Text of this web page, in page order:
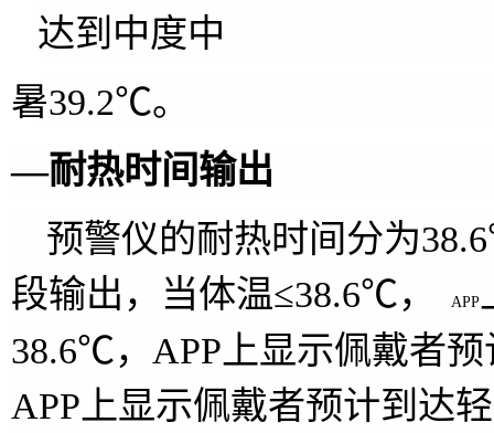
达到中度中
暑39.2℃。
—耐热时间输出
预警仪的耐热时间分为38.6
段输出，当体温≤38.6℃， APP
38.6℃， APP 上显示佩戴者
APP 上显示佩戴者预计到达